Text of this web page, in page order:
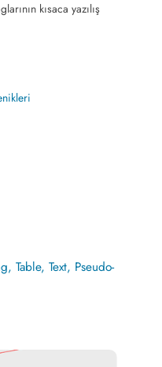
kısaca yazılış
Table, Text, Pseudo-